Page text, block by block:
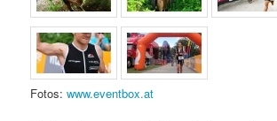
Fotos:www.eventbox.at